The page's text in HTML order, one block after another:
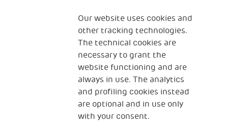
Ich bin in der gleichen Gegend wie diese
Familien aufgewachsen.“
Our website uses cookies and
other tracking technologies.
The technical cookies are
necessary to grant the
website functioning and are
always in use. The analytics
and profiling cookies instead
are optional and in use only
with your consent.